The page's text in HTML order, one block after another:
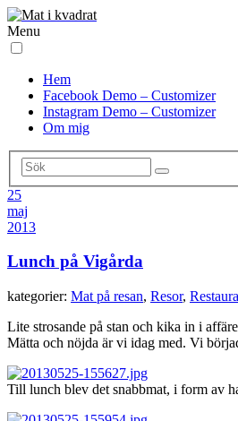
Menu
Hem
Facebook Demo – Customizer
Instagram Demo – Customizer
Om mig
25
maj
2013
Lunch på Vigårda
kategorier: Mat på resan, Resor,
Lite strosande på stan och kika in i
Mätta och nöjda är vi idag med. Vi
Till lunch blev det snabbmat, i form av